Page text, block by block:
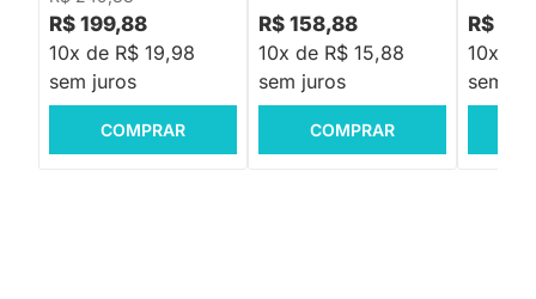
R$ 199,88
10x de R$ 19,98
sem juros
COMPRAR
R$ 158,88
10x de R$ 15,88
sem juros
COMPRAR
R$
10x de
sem